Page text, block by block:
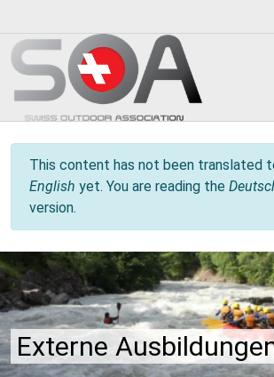
to
main
content
Info message
This content has not been translated
English yet. You are reading the
version.
Externe